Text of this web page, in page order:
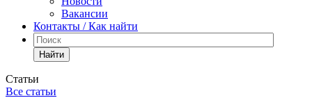
Вакансии
Контакты / Как найти
Найти
Статьи
Все статьи